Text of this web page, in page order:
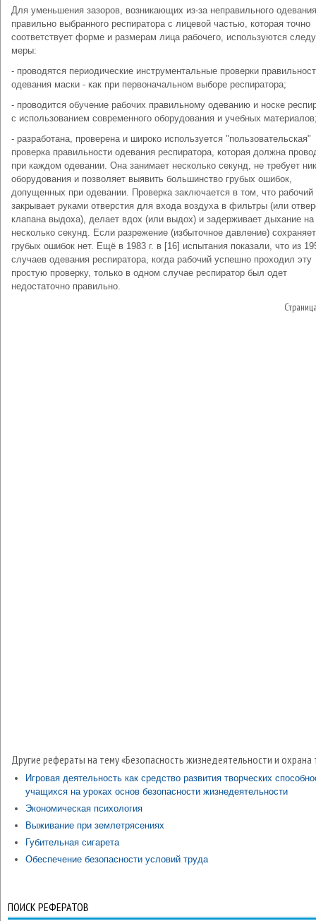
Для уменьшения зазоров, возникающих из-за неправильного одевания
правильно выбранного респиратора с лицевой частью, которая точно
соответствует форме и размерам лица рабочего, используются
меры:
- проводятся периодические инструментальные проверки
одевания маски - как при первоначальном выборе респиратора;
- проводится обучение рабочих правильному одеванию и носке
с использованием современного оборудования и учебных
- разработана, проверена и широко используется "пользовательская"
проверка правильности одевания респиратора, которая должна
при каждом одевании. Она занимает несколько секунд, не требует
оборудования и позволяет выявить большинство грубых ошибок,
допущенных при одевании. Проверка заключается в том, что рабочий
закрывает руками отверстия для входа воздуха в фильтры (или
клапана выдоха), делает вдох (или выдох) и задерживает дыхание на
несколько секунд. Если разрежение (избыточное давление)
грубых ошибок нет. Ещё в 1983 г. в [16] испытания показали, что из
случаев одевания респиратора, когда рабочий успешно проходил эту
простую проверку, только в одном случае респиратор был одет
недостаточно правильно.
Другие рефераты на тему «Безопасность жизнедеятельности и охрана
Игровая деятельность как средство развития творческих
учащихся на уроках основ безопасности жизнедеятельности
Экономическая психология
Выживание при землетрясениях
Губительная сигарета
Обеспечение безопасности условий труда
ПОИСК РЕФЕРАТОВ